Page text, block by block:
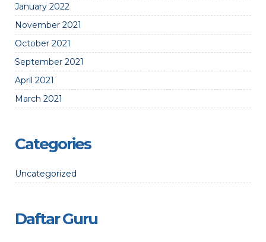
January 2022
November 2021
October 2021
September 2021
April 2021
March 2021
Categories
Uncategorized
Daftar Guru